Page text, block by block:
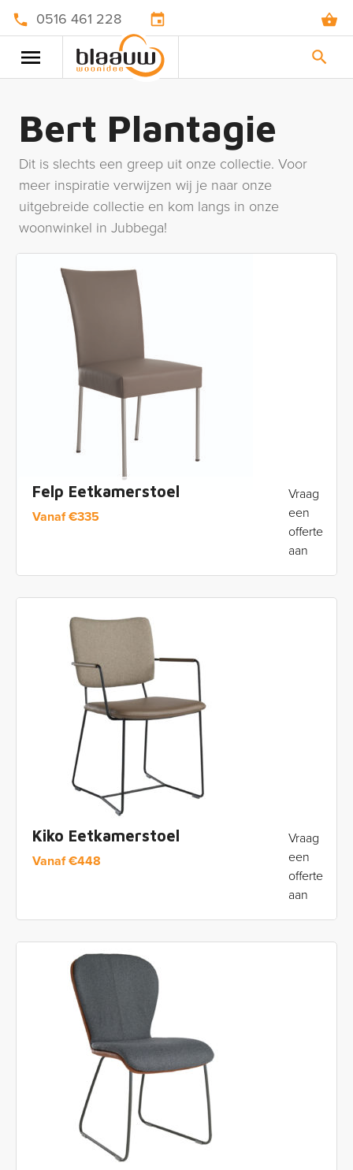
0516 461 228
Bert Plantagie
Dit is slechts een greep uit onze collectie. Voor
meer inspiratie verwijzen wij je naar onze
uitgebreide collectie en kom langs in onze
woonwinkel in Jubbega!
Felp Eetkamerstoel
Vanaf€335
Vraag
een
offerte
aan
Kiko Eetkamerstoel
Vanaf€448
Vraag
een
offerte
aan